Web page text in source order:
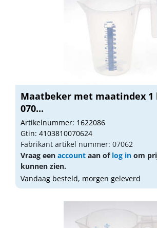
Maatbeker met maatindex
070...
Artikelnummer: 1622086
Gtin: 4103810070624
Fabrikant artikel nummer: 07062
Vraag een account aan of log in om
kunnen zien.
Vandaag besteld, morgen geleverd